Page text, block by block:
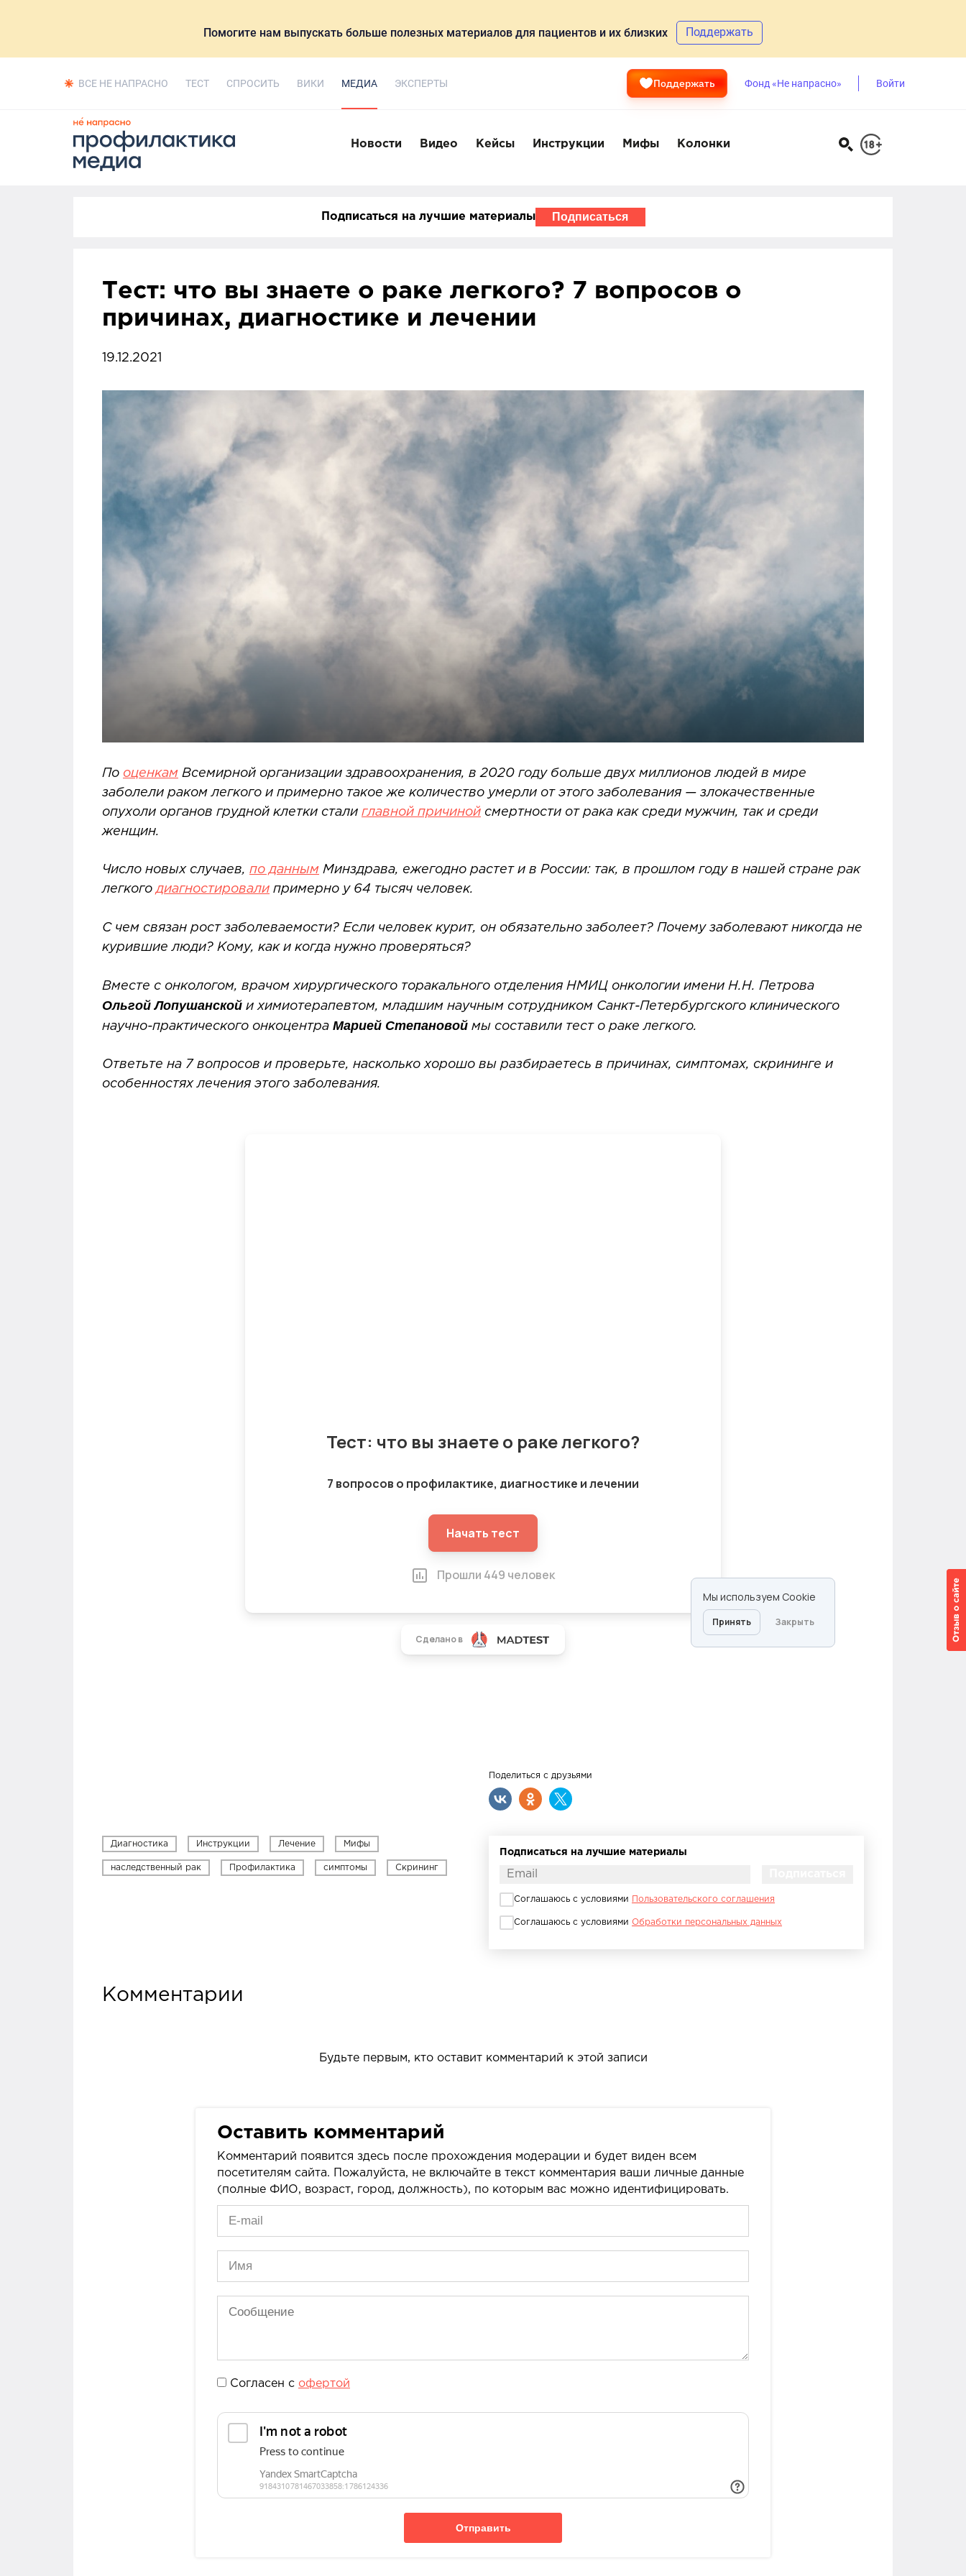
Помогите нам выпускать больше полезных материалов для пациентов и их близких Поддержать
ВСЕ НЕ НАПРАСНО ТЕСТ СПРОСИТЬ ВИКИ МЕДИА ЭКСПЕРТЫ Поддержать Фонд «Не напрасно» Войти
Новости Видео Кейсы Инструкции Мифы Колонки
Подписаться на лучшие материалы Подписаться
Тест: что вы знаете о раке легкого? 7 вопросов о
причинах, диагностике и лечении
19.12.2021
По оценкам Всемирной организации здравоохранения, в 2020 году больше двух миллионов людей в мире
заболели раком легкого и примерно такое же количество умерли от этого заболевания — злокачественные
опухоли органов грудной клетки стали главной причиной смертности от рака как среди мужчин, так и среди
женщин.
Число новых случаев, по данным Минздрава, ежегодно растет и в России: так, в прошлом году в нашей стране рак
легкогодиагностировали примерно у 64 тысяч человек.
С чем связан рост заболеваемости? Если человек курит, он обязательно заболеет? Почему заболевают никогда не
курившие люди? Кому, как и когда нужно проверяться?
Вместе с онкологом, врачом хирургического торакального отделения НМИЦ онкологии имени Н.Н. Петрова
Ольгой Лопушанской и химиотерапевтом, младшим научным сотрудником Санкт-Петербургского клинического
научно-практического онкоцентра Марией Степановой мы составили тест о раке легкого.
Ответьте на 7 вопросов и проверьте, насколько хорошо вы разбираетесь в причинах, симптомах, скрининге и
особенностях лечения этого заболевания.
Поделиться с друзьями
Диагностика Инструкции Лечение Мифы
наследственный рак Профилактика симптомы Скрининг
Подписаться на лучшие материалы
Соглашаюсь с условиями Пользовательского соглашения
Соглашаюсь с условиями Обработки персональных данных
Комментарии
Будьте первым, кто оставит комментарий к этой записи
Оставить комментарий
Комментарий появится здесь после прохождения модерации и будет виден всем
посетителям сайта. Пожалуйста, не включайте в текст комментария ваши личные данные
(полные ФИО, возраст, город, должность), по которым вас можно идентифицировать.
Согласен с офертой
Отправить